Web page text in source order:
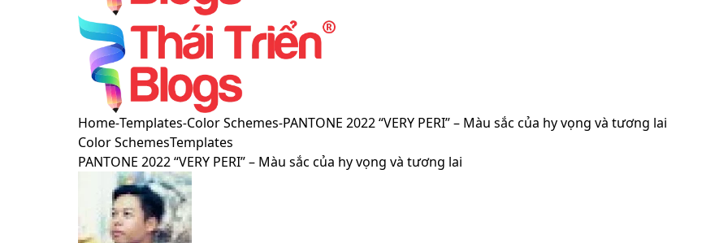
Menu
Switch
skin
Home-Templates-Color Schemes-PANTONE 2022 “VERY PERI” – Màu sắc của hy vọng và tương lai
Color SchemesTemplates
PANTONE 2022 “VERY PERI” – Màu sắc của hy vọng và tương lai